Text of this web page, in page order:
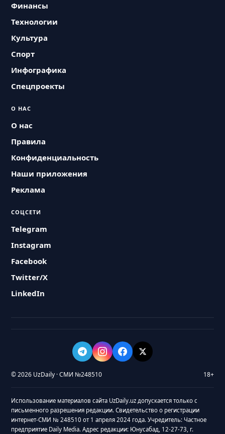
Финансы
Технологии
Культура
Спорт
Инфографика
Спецпроекты
О НАС
О нас
Правила
Конфиденциальность
Наши приложения
Реклама
СОЦСЕТИ
Telegram
Instagram
Facebook
Twitter/X
LinkedIn
© 2026 UzDaily · СМИ №248510 18+
Использование материалов сайта UzDaily.uz допускается только с
письменного разрешения редакции. Свидетельство о регистрации
интернет-СМИ № 248510 от 1 апреля 2024 года. Учредитель: Частное
предприятие Daily Media. Адрес редакции: Юнусабад, 12-27-73, г.